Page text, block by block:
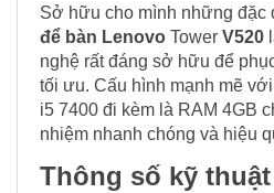
Sở hữu cho mình những đặc
để bàn Lenovo Tower V520
nghệ rất đáng sở hữu để
tối ưu. Cấu hình mạnh mẽ
i5 7400 đi kèm là RAM 4GB
nhiệm nhanh chóng và hiệu
Thông số kỹ thuật